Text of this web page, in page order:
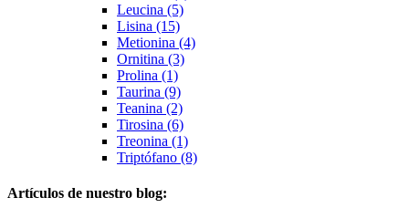
Leucina (5)
Lisina (15)
Metionina (4)
Ornitina (3)
Prolina (1)
Taurina (9)
Teanina (2)
Tirosina (6)
Treonina (1)
Triptófano (8)
Artículos de nuestro blog: